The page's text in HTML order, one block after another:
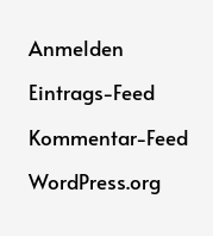
Anmelden
Eintrags-Feed
Kommentar-Feed
WordPress.org